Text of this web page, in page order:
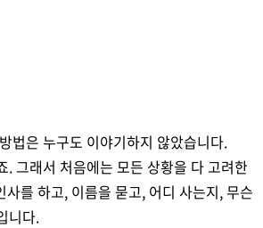
법은 누구도 이야기하지 않았습니다.
그래서 처음에는 모든 상황을 다 고려한
를 하고, 이름을 묻고, 어디 사는지, 무슨
니다.